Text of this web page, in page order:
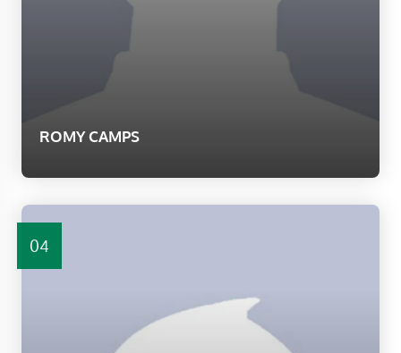
ROMY CAMPS
04